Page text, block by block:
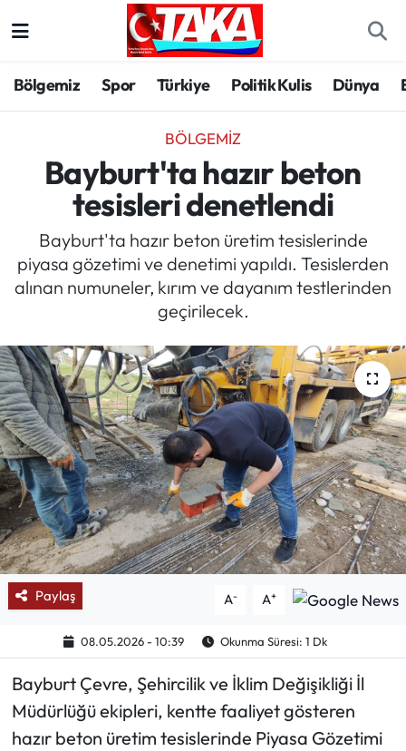
Bölgemiz Spor Türkiye Politik Kulis Dünya
BÖLGEMIZ
Bayburt'ta hazır beton
tesisleri denetlendi
Bayburt'ta hazır beton üretim tesislerinde
piyasa gözetimi ve denetimi yapıldı. Tesislerden
alınan numuneler, kırım ve dayanım testlerinden
geçirilecek.
Paylaş A- A+
08.05.2026 - 10:39 Okunma Süresi: 1 Dk
Bayburt Çevre, Şehircilik ve İklim Değişikliği İl
Müdürlüğü ekipleri, kentte faaliyet gösteren
hazır beton üretim tesislerinde Piyasa Gözetimi
Spor
Türkiye
Kültür/Sanat
Politika
Politik Kulis
Dünya
Magazin
Mektup Galeri
Röportaj
Manşet
Köşe Yazıları
ASTROLOJİ
Trabzon Hava Durumu
Trabzon Trafik Yoğunluk Haritası
Süper Lig Puan Durumu ve Fikstür
Tüm Manşetler
Son Dakika Haberleri
Haber Arşivi